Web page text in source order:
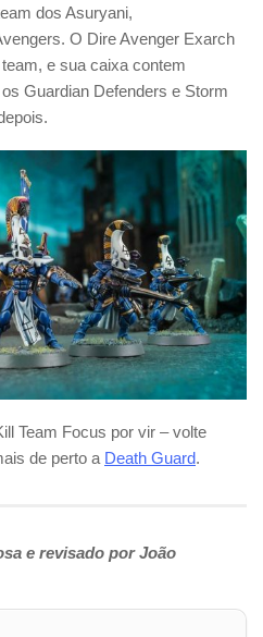
dos Asuryani,
O Dire Avenger Exarch
e sua caixa contem
Guardian Defenders e Storm
Team Focus por vir – volte
de perto a Death Guard.
e revisado por João